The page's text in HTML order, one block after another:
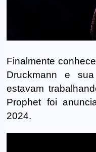
Finalmente
Druckmann e
estavam
Prophet foi
2024.